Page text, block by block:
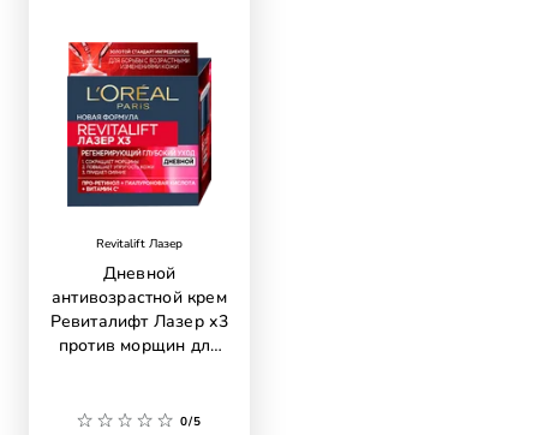
Revitalift Лазер
Дневной
антивозрастной крем
Ревиталифт Лазер х3
против морщин для
0/5